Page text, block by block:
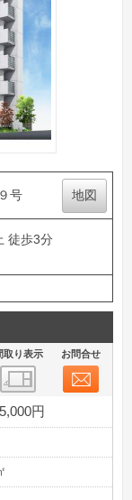
号 地図
徒歩3分
取り表示 お問合せ
円